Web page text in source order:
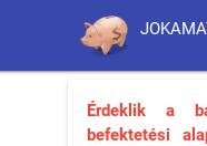
Érdeklik a
befektetési